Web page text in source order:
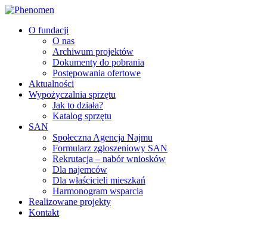
O fundacji
O nas
Archiwum projektów
Dokumenty do pobrania
Postępowania ofertowe
Aktualności
Wypożyczalnia sprzętu
Jak to działa?
Katalog sprzętu
SAN
Społeczna Agencja Najmu
Formularz zgłoszeniowy SAN
Rekrutacja – nabór wniosków
Dla najemców
Dla właścicieli mieszkań
Harmonogram wsparcia
Realizowane projekty
Kontakt